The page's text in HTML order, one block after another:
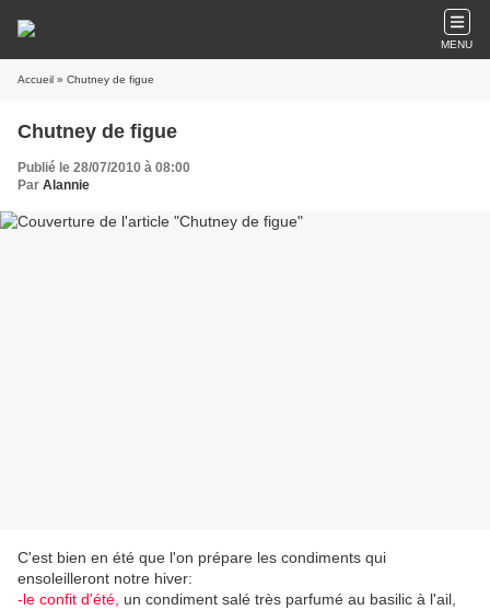
MENU
Accueil » Chutney de figue
Chutney de figue
Publié le 28/07/2010 à 08:00
Par Alannie
C'est bien en été que l'on prépare les condiments qui
ensoleilleront notre hiver:
-le confit d'été, un condiment salé très parfumé au basilic à l'ail,